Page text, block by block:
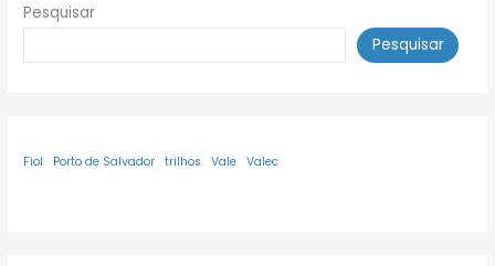
Pesquisar
Pesquisar
Fiol Porto de Salvador trilhos Vale Valec